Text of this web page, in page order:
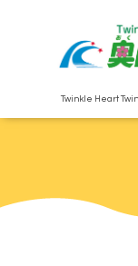
Twinkle Heart